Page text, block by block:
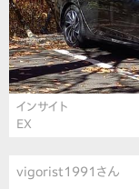
インサイト
EX
vigorist1991さん